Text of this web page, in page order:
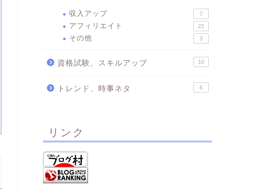
収入アップ 7
アフィリエイト 22
その他 3
資格試験、スキルアップ 10
トレンド、時事ネタ 6
リンク